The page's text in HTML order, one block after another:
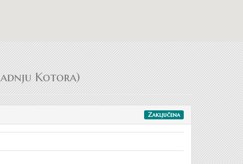
Kotora)
Zaključena